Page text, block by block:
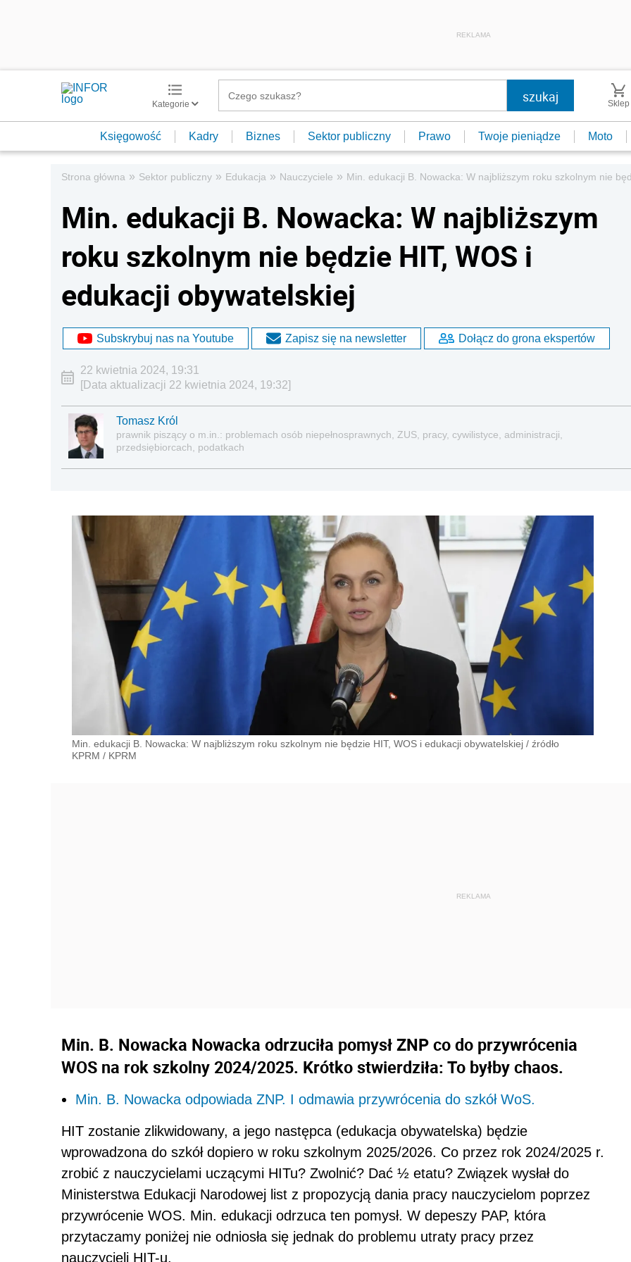
REKLAMA
Kategorie Sklep
Księgowość Kadry Biznes Sektor publiczny Prawo Twoje pieniądze Moto
Strona główna » Sektor publiczny » Edukacja » Nauczyciele » Min. edukacji B. Nowacka: W najbliższym roku szkolnym nie
Min. edukacji B. Nowacka: W najbliższym
roku szkolnym nie będzie HIT, WOS i
edukacji obywatelskiej
Subskrybuj nas na Youtube Zapisz się na newsletter Dołącz do grona ekspertów
22 kwietnia 2024, 19:31
[Data aktualizacji 22 kwietnia 2024, 19:32]
Tomasz Król
prawnik piszący o m.in.: problemach osób niepełnosprawnych, ZUS, pracy, cywilistyce, administracji,
przedsiębiorcach, podatkach
Min. edukacji B. Nowacka: W najbliższym roku szkolnym nie będzie HIT, WOS i edukacji obywatelskiej / źródło
KPRM / KPRM
Min. B. Nowacka Nowacka odrzuciła pomysł ZNP co do przywrócenia
WOS na rok szkolny 2024/2025. Krótko stwierdziła: To byłby chaos.
Min. B. Nowacka odpowiada ZNP. I odmawia przywrócenia do szkół WoS.
HIT zostanie zlikwidowany, a jego następca (edukacja obywatelska) będzie
wprowadzona do szkół dopiero w roku szkolnym 2025/2026. Co przez rok 2024/2025 r.
zrobić z nauczycielami uczącymi HITu? Zwolnić? Dać ½ etatu? Związek wysłał do
Ministerstwa Edukacji Narodowej list z propozycją dania pracy nauczycielom poprzez
przywrócenie WOS. Min. edukacji odrzuca ten pomysł. W depeszy PAP, która
przytaczamy poniżej nie odniosła się jednak do problemu utraty pracy przez
nauczycieli HIT-u.